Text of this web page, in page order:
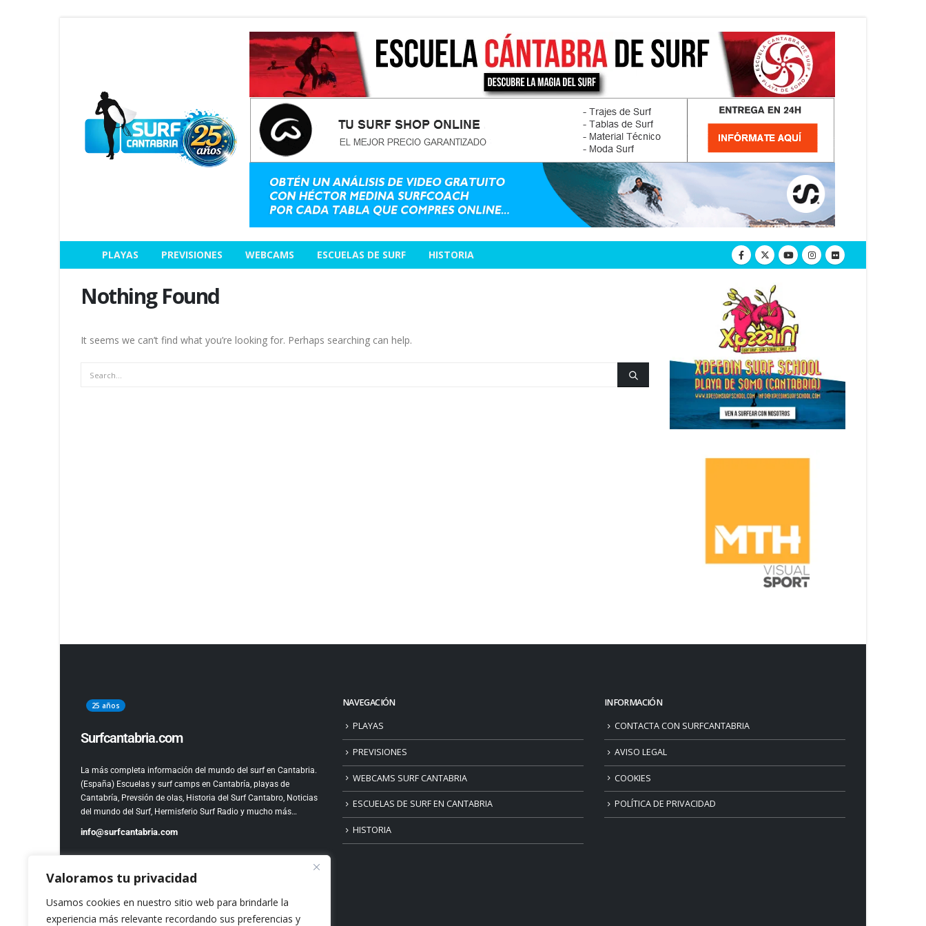
Valoramos tu privacidad
Usamos cookies en nuestro sitio web para brindarle la
experiencia más relevante recordando sus preferencias y
PLAYAS PREVISIONES WEBCAMS ESCUELAS DE SURF HISTORIA
Nothing Found
It seems we can’t find what you’re looking for. Perhaps searching can help.
25 años
Surfcantabria.com
La más completa información del mundo del surf en Cantabria.
(España) Escuelas y surf camps en Cantabría, playas de
Cantabría, Prevsión de olas, Historia del Surf Cantabro, Noticias
del mundo del Surf, Hermisferio Surf Radio y mucho más…
info@surfcantabria.com
NAVEGACIÓN
PLAYAS
PREVISIONES
WEBCAMS SURF CANTABRIA
ESCUELAS DE SURF EN CANTABRIA
HISTORIA
INFORMACIÓN
CONTACTA CON SURFCANTABRIA
AVISO LEGAL
COOKIES
POLÍTICA DE PRIVACIDAD